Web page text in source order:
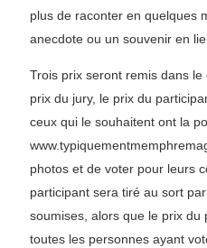
plus de raconter en quelques
anecdote ou un souvenir en
Trois prix seront remis dans
prix du jury, le prix du
ceux qui le souhaitent ont la
photos et de voter pour leurs
participant sera tiré au sort
soumises, alors que le prix
toutes les personnes ayant